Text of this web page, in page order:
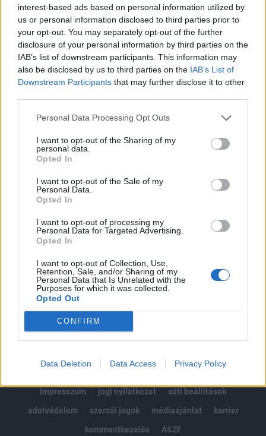
interest-based ads based on personal information utilized by
us or personal information disclosed to third parties prior to
your opt-out. You may separately opt-out of the further
disclosure of your personal information by third parties on the
IAB’s list of downstream participants. This information may
also be disclosed by us to third parties on the IAB’s List of
Downstream Participants that may further disclose it to other
Personal Data Processing Opt Outs
I want to opt-out of the Sharing of my
personal data.
Opted In
I want to opt-out of the Sale of my
Personal Data.
Opted In
I want to opt-out of processing my
Personal Data for Targeted Advertising.
Opted In
I want to opt-out of Collection, Use,
Retention, Sale, and/or Sharing of my
Personal Data that Is Unrelated with the
Purposes for which it was collected.
Opted Out
CONFIRM
Data Deletion Data Access Privacy Policy
Az ügyfelek tegnap kapták kézhez a tájékoztatást, amely
ugyan nem az összes emerging piacnak tekintett országra
vonatkozik, de szinte valamennyi fontosabb régiót érint.
Magyarország nem szerepel a megnevezett...
KEDVES OLVASÓNK!
tartozik, melynek olvasása előfizetéses
regisztrációhoz kötött.
Az előfizetés a következőket tartalmazza:
Portfolio.hu teljes cikkarchívum
Kötéslisták: BÉT elmúlt 2 év napon belüli
kötéslistái
Előfizetés
MÁR ELŐFIZETŐNK VAGY?BEJELENTKEZÉS
impresszum
jogi nyilatkozat
süti beállítások
adatvédelem
szerzői jogok médiaajánlat
karrier
kommentkezelés
ÁSZF